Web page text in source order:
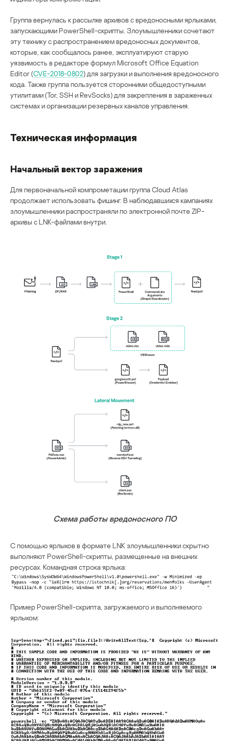
Группа вернулась к рассылке архивов с вредоносными ярлыками,
запускающими PowerShell-скрипты. Злоумышленники сочетают
эту технику с распространением вредоносных документов,
которые, как сообщалось ранее, эксплуатируют старую
уязвимость в редакторе формул Microsoft Office Equation
Editor (CVE-2018-0802) для загрузки и выполнения вредоносного
кода. Также группа пользуется сторонними общедоступными
утилитами (Tor, SSH и RevSocks) для закрепления в зараженных
системах и организации резервных каналов управления.
Техническая информация
Начальный вектор заражения
Для первоначальной компрометации группа Cloud Atlas
продолжает использовать фишинг. В наблюдавшихся кампаниях
злоумышленники распространяли по электронной почте ZIP-
архивы с LNK-файлами внутри.
Схема работы вредоносного ПО
С помощью ярлыков в формате LNK злоумышленники скрытно
выполняют PowerShell-скрипты, размещенные на внешних
ресурсах. Командная строка ярлыка:
Пример PowerShell-скрипта, загружаемого и выполняемого
ярлыком: